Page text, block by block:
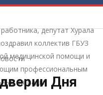
депутат Хурала
коллектив ГБУЗ
медицинской помощи и
профессиональным
награды.
Дня